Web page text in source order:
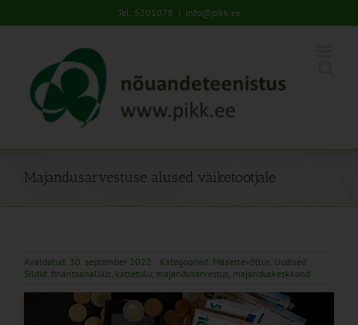
to
Tel: 5201078 | info@pikk.ee
Majandusarvestuse alused väiketootjale
Avaldatud: 30. september 2022 Kategooriad: Maaettevõtlus, Uudised
Sildid: finantsanalüüs, kattetulu, majandusarvestus, majanduskeskkond